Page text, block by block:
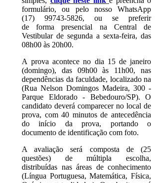
formulário, ou pelo nosso WhatsApp
(17) 99743-5826, ou se preferir
de forma presencial na Central de
Vestibular de segunda a sexta-feira, das
08h00 às 20h00.
A prova acontece no dia 15 de janeiro
(domingo), das 09h00 às 11h00, nas
dependências da faculdade, localizado na
(Rua Nelson Domingos Madeira, 300 -
Parque Eldorado - Bebedouro/SP). O
candidato deverá comparecer no local de
prova, com 40 minutos de antecedência
do início da prova, portando o
documento de identificação com foto.
A avaliação será composta de (25
questões) de múltipla escolha,
distribuídas nas áreas de conhecimento
(Língua Portuguesa, Matemática, Física,